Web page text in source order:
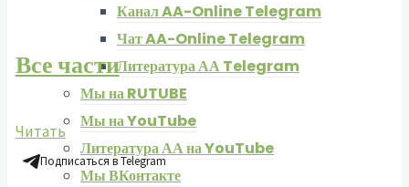
Канал AA-Online Telegram
Чат AA-Online Telegram
Литература АА Telegram
Мы на RUTUBE
Мы на YouTube
Литература АА на YouTube
Мы ВКонтакте
Все части
Читать
Подписаться в Telegram